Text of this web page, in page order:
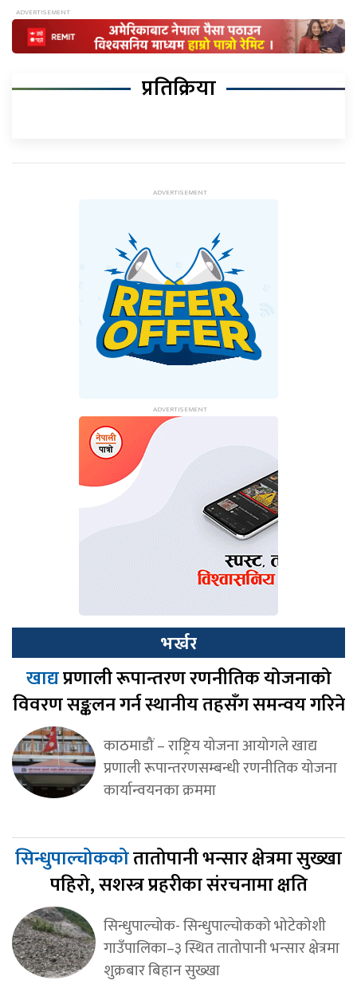
प्रतिक्रिया
भर्खर
खाद्यप्रणाली रूपान्तरण रणनीतिक योजनाको
विवरण सङ्कलन गर्न स्थानीय तहसँग समन्वय गरिने
काठमाडौं – राष्ट्रिय योजना आयोगले खाद्य
प्रणाली रूपान्तरणसम्बन्धी रणनीतिक योजना
कार्यान्वयनका क्रममा
सिन्धुपाल्चोककोतातोपानी भन्सार क्षेत्रमा सुख्खा
पहिरो, सशस्त्र प्रहरीका संरचनामा क्षति
सिन्धुपाल्चोक- सिन्धुपाल्चोकको भोटेकोशी
गाउँपालिका–३ स्थित तातोपानी भन्सार क्षेत्रमा
शुक्रबार बिहान सुख्खा